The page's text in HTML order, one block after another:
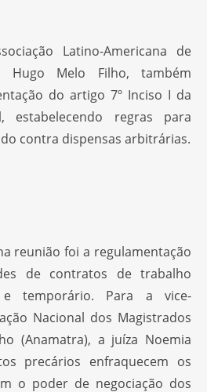
Latino-Americana de
Hugo Melo Filho, também
do artigo 7º Inciso I da
estabelecendo regras para
contra dispensas arbitrárias.
reunião foi a regulamentação
de contratos de trabalho
temporário. Para a vice-
Nacional dos Magistrados
(Anamatra), a juíza Noemia
precários enfraquecem os
o poder de negociação dos